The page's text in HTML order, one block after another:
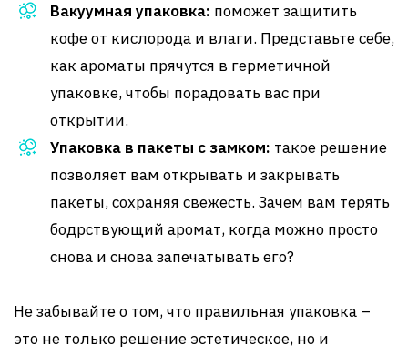
Вакуумная упаковка: поможет защитить
кофе от кислорода и влаги. Представьте себе,
как ароматы прячутся в герметичной
упаковке, чтобы порадовать вас при
открытии.
Упаковка в пакеты с замком: такое решение
позволяет вам открывать и закрывать
пакеты, сохраняя свежесть. Зачем вам терять
бодрствующий аромат, когда можно просто
снова и снова запечатывать его?
Не забывайте о том, что правильная упаковка –
это не только решение эстетическое, но и